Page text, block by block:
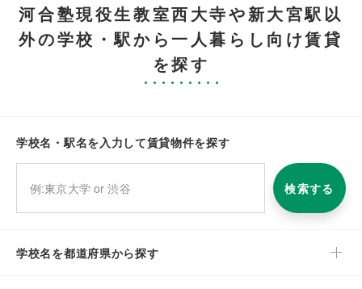
河合塾現役生教室西大寺や新大宮駅以
外の学校・駅から一人暮らし向け賃貸
を探す
学校名・駅名を入力して賃貸物件を探す
検索する
学校名を都道府県から探す